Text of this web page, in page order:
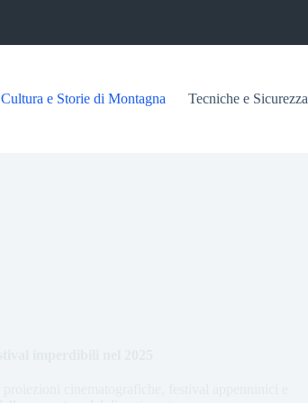
Cultura e Storie di Montagna Tecniche e Sicurezza